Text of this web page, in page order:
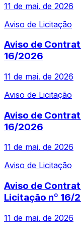
11 de mai. de 2026
Aviso de Licitação
Aviso de
16/2026
11 de mai. de 2026
Aviso de Licitação
Aviso de
16/2026
11 de mai. de 2026
Aviso de Licitação
Aviso de
Licitação nº 16/
11 de mai. de 2026